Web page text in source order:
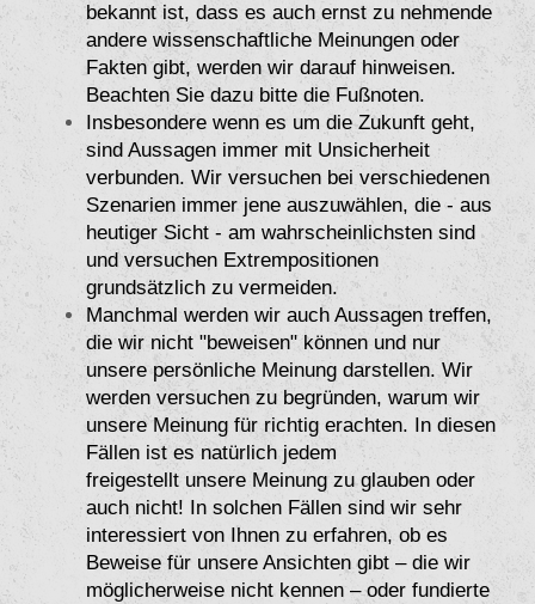
bekannt ist, dass es auch ernst zu nehmende
andere wissenschaftliche Meinungen oder
Fakten gibt, werden wir darauf hinweisen.
Beachten Sie dazu bitte die Fußnoten.
Insbesondere wenn es um die Zukunft geht,
sind Aussagen immer mit Unsicherheit
verbunden. Wir versuchen bei verschiedenen
Szenarien immer jene auszuwählen, die - aus
heutiger Sicht - am wahrscheinlichsten sind
und versuchen Extrempositionen
grundsätzlich zu vermeiden.
Manchmal werden wir auch Aussagen treffen,
die wir nicht "beweisen" können und nur
unsere persönliche Meinung darstellen. Wir
werden versuchen zu begründen, warum wir
unsere Meinung für richtig erachten. In diesen
Fällen ist es natürlich jedem
freigestellt unsere Meinung zu glauben oder
auch nicht! In solchen Fällen sind wir sehr
interessiert von Ihnen zu erfahren, ob es
Beweise für unsere Ansichten gibt – die wir
möglicherweise nicht kennen – oder fundierte